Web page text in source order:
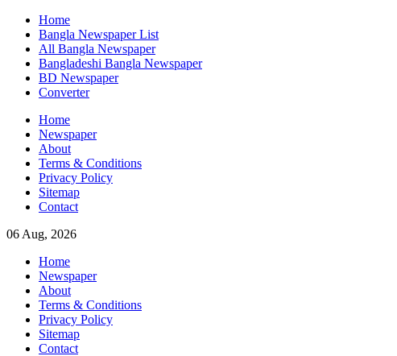
Skip
content
Home
Bangla Newspaper List
All Bangla Newspaper
Bangladeshi Bangla Newspaper
BD Newspaper
Converter
Home
Newspaper
About
Terms & Conditions
Privacy Policy
Sitemap
Contact
06 Aug, 2026
Home
Newspaper
About
Terms & Conditions
Privacy Policy
Sitemap
Contact